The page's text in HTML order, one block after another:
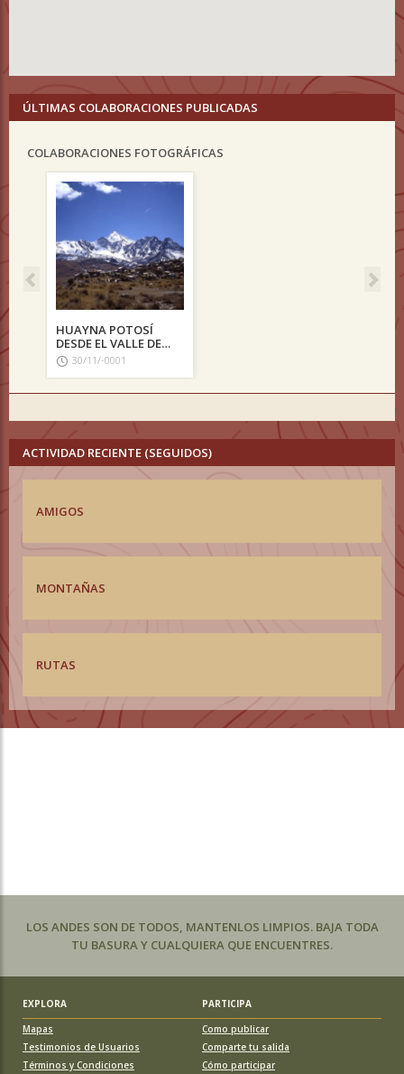
ÚLTIMAS COLABORACIONES PUBLICADAS
COLABORACIONES FOTOGRÁFICAS
HUAYNA POTOSÍ
DESDE EL VALLE DE
ZONGO
30/11/-0001
Previous
ACTIVIDAD RECIENTE (SEGUIDOS)
AMIGOS
MONTAÑAS
RUTAS
LOS ANDES SON DE TODOS, MANTENLOS LIMPIOS. BAJA TODA
TU BASURA Y CUALQUIERA QUE ENCUENTRES.
EXPLORA
PARTICIPA
Mapas
Testimonios de Usuarios
Términos y Condiciones
Como publicar
Comparte tu salida
Cómo participar